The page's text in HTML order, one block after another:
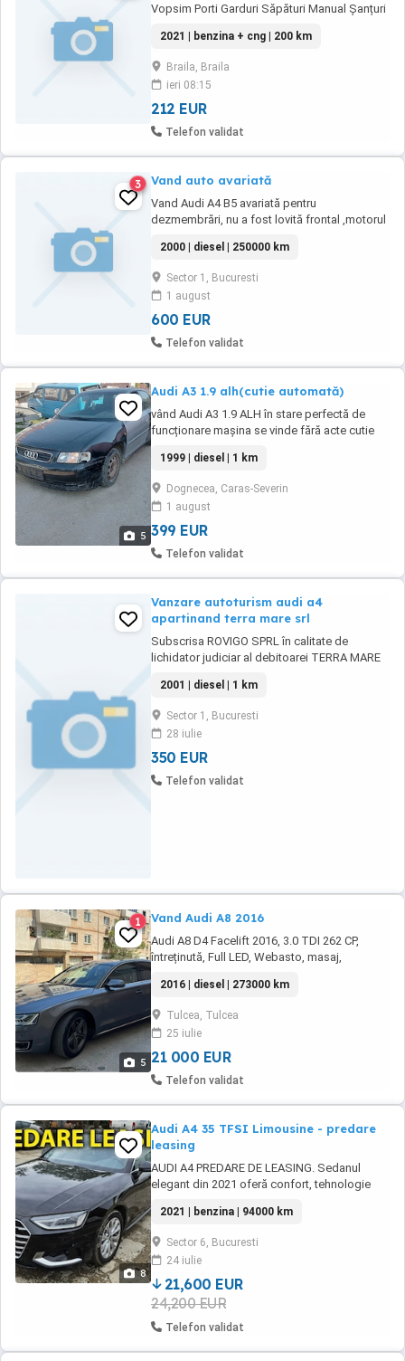
Vopsim Porti Garduri Săpături Manual Șanțuri
Mobilier de Grădină Vopsim Tabla Încarcam
Descarcam Răspundem doar la nr de tel
afișat în anunț Sunati intre orele de 9 1 7 Zilnic
Mă găsești pe Brăila Disponibil ...
2021 | benzina + cng | 200 km
Braila, Braila
ieri 08:15
212 EUR
Telefon validat
3 Vand auto avariată
Vand Audi A4 B5 avariată pentru
dezmembrări, nu a fost lovită frontal ,motorul
piston și o bielă schimbate. Cutie automată
perfect funcțională,aer condiționat funcțional
2000 | diesel | 250000 km
Sector 1, Bucuresti
1 august
600 EUR
Telefon validat
5
Audi A3 1.9 alh(cutie automată)
vând Audi A3 1.9 ALH în stare perfectă de
funcționare mașina se vinde fără acte cutie
1999 | diesel | 1 km
Dognecea, Caras-Severin
1 august
399 EUR
Telefon validat
Vanzare autoturism audi a4
apartinand terra mare srl
Subscrisa ROVIGO SPRL în calitate de
lichidator judiciar al debitoarei TERRA MARE
desemnată prin sentinţa civilă din data de
11.06.2015 pronunţată de către Tribunalul
Comercial Cluj, în dosarul nr. 988 1285 2014,
aduce la cunoştinţa generală că, la ...
2001 | diesel | 1 km
Sector 1, Bucuresti
28 iulie
350 EUR
Telefon validat
5
1 Vand Audi A8 2016
Audi A8 D4 Facelift 2016, 3.0 TDI 262 CP,
întreținută, Full LED, Webasto, masaj,
normală, nu Long, an fabricație 2016,
motorizare 3.0 TDI, 262 CP, cutie automată, o
mașină foarte confortabilă, elegantă și bine
întreținută. Mașina are 268.000 km reali. Sunt
...
2016 | diesel | 273000 km
Tulcea, Tulcea
25 iulie
21 000 EUR
Telefon validat
8
Audi A4 35 TFSI Limousine - predare
leasing
AUDI A4 PREDARE DE LEASING. Sedanul
elegant din 2021 oferă confort, tehnologie
bine întreținut și dispune de dotări premium,
fiind potrivit atât pentru drumuri urbane, cât și
pentru călătorii lungi. Avans = 6500 euro
Numar rate ramase = 39 Rata = 400 euro ...
2021 | benzina | 94000 km
Sector 6, Bucuresti
24 iulie
21,600 EUR
24,200 EUR
Telefon validat